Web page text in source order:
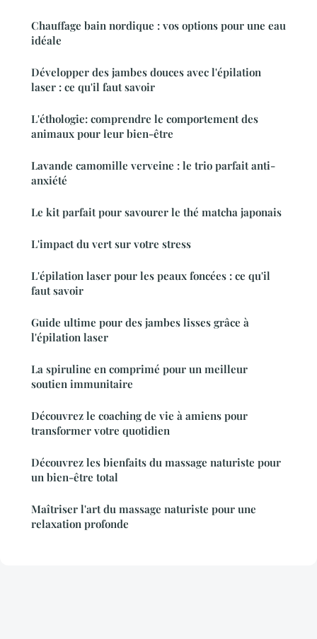
Chauffage bain nordique : vos options pour une eau
idéale
Développer des jambes douces avec l'épilation
laser : ce qu'il faut savoir
L'éthologie: comprendre le comportement des
animaux pour leur bien-être
Lavande camomille verveine : le trio parfait anti-
anxiété
Le kit parfait pour savourer le thé matcha japonais
L'impact du vert sur votre stress
L'épilation laser pour les peaux foncées : ce qu'il
faut savoir
Guide ultime pour des jambes lisses grâce à
l'épilation laser
La spiruline en comprimé pour un meilleur
soutien immunitaire
Découvrez le coaching de vie à amiens pour
transformer votre quotidien
Découvrez les bienfaits du massage naturiste pour
un bien-être total
Maîtriser l'art du massage naturiste pour une
relaxation profonde